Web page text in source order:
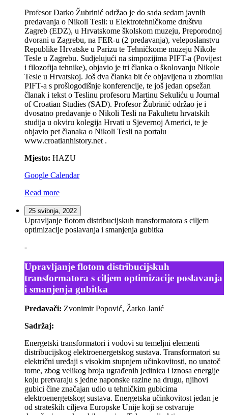
Profesor Darko Žubrinić održao je do sada sedam javnih
predavanja o Nikoli Tesli: u Elektrotehničkome društvu
Zagreb (EDZ), u Hrvatskome školskom muzeju, Preporodnoj
dvorani u Zagrebu, na FER-u (2 predavanja), veleposlanstvu
Republike Hrvatske u Parizu te Tehničkome muzeju Nikole
Tesle u Zagrebu. Sudjelujući na simpozijima PIFT-a (Povijest
i filozofija tehnike), objavio je tri članka o školovanju Nikole
Tesle u Hrvatskoj. Još dva članka bit će objavljena u zborniku
PIFT-a s prošlogodišnje konferencije, te još jedan opsežan
članak i tekst o Teslinu profesoru Martinu Sekuliću u Journal
of Croatian Studies (SAD). Profesor Žubrinić održao je i
dvosatno predavanje o Nikoli Tesli na Fakultetu hrvatskih
studija u okviru kolegija Hrvati u Sjevernoj Americi, te je
objavio pet članaka o Nikoli Tesli na portalu
www.croatianhistory.net .
Mjesto: HAZU
Google Calendar
Read more
25 svibnja, 2022
Upravljanje flotom distribucijskuh transformatora s ciljem
optimizacije poslavanja i smanjenja gubitka
-
Upravljanje flotom distribucijskuh
transformatora s ciljem optimizacije poslavanja
i smanjenja gubitka
Predavači: Zvonimir Popović, Žarko Janić
Sadržaj:
Energetski transformatori i vodovi su temeljni elementi
distribucijskog elektroenergetskog sustava. Transformatori su
električni uređaji s visokim stupnjem učinkovitosti, no unatoč
tome, zbog velikog broja ugrađenih jedinica i iznosa energije
koju pretvaraju s jedne naponske razine na drugu, njihovi
gubici čine značajan udio u tehničkim gubicima
elektroenergetskog sustava. Energetska učinkovitost jedan je
od strateških ciljeva Europske Unije koji se ostvaruje